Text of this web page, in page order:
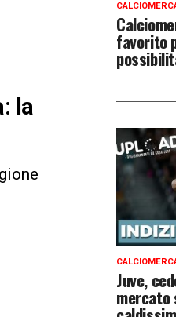
la
favorito
Juve,
mercato